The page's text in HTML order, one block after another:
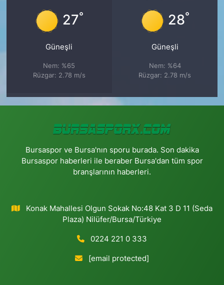
27°
Güneşli
Nem: %65
Rüzgar: 2.78 m/s
28°
Güneşli
Nem: %64
Rüzgar: 2.78 m/s
Bursaspor ve Bursa'nın sporu burada. Son dakika
Bursaspor haberleri ile beraber Bursa'dan tüm spor
branşlarının haberleri.
Konak Mahallesi Olgun Sokak No:48 Kat 3 D 11 (Seda
Plaza) Nilüfer/Bursa/Türkiye
0224 221 0 333
[email protected]